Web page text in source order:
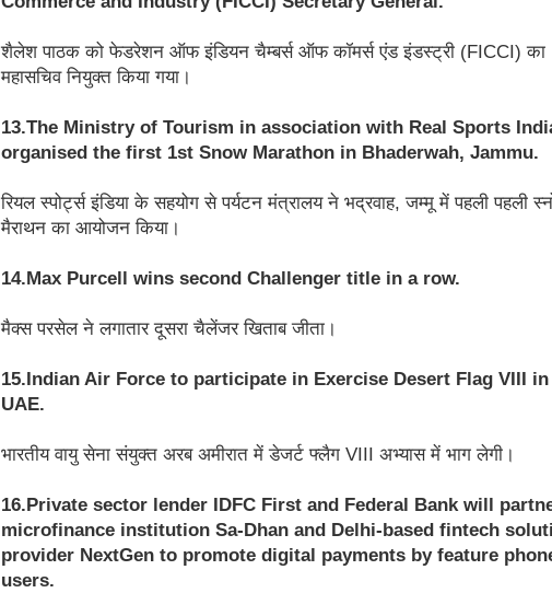
शैलेश पाठक को फेडरेशन ऑफ इंडियन चैम्बर्स ऑफ कॉमर्स एंड इंडस्ट्री (FICCI) का
महासचिव नियुक्त किया गया।
13.The Ministry of Tourism in association with Real Sports
organised the first 1st Snow Marathon in Bhaderwah, Jammu.
रियल स्पोर्ट्स इंडिया के सहयोग से पर्यटन मंत्रालय ने भद्रवाह, जम्मू में पहली पहली
मैराथन का आयोजन किया।
14.Max Purcell wins second Challenger title in a row.
मैक्स परसेल ने लगातार दूसरा चैलेंजर खिताब जीता।
15.Indian Air Force to participate in Exercise Desert Flag VIII in
UAE.
भारतीय वायु सेना संयुक्त अरब अमीरात में डेजर्ट फ्लैग VIII अभ्यास में भाग लेगी।
16.Private sector lender IDFC First and Federal Bank will
microfinance institution Sa-Dhan and Delhi-based fintech
provider NextGen to promote digital payments by feature
users.